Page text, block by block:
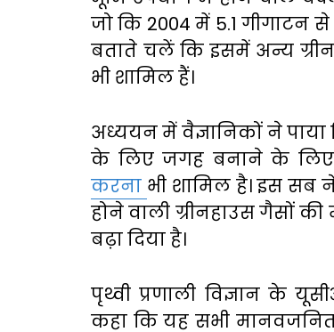
जो कि 2004 में 5.1 गीगाटन
बताते चलें कि इसमें अन्य
भी शामिल हैं।
अध्ययन में वैज्ञानिकों ने
के लिए जगह बनाने के लिए
करना भी शामिल है। इस सब
होने वाली ग्रीनहाउस गैसों
बढ़ा दिया है।
पृथ्वी प्रणाली विज्ञान के
कहा कि यह सभी